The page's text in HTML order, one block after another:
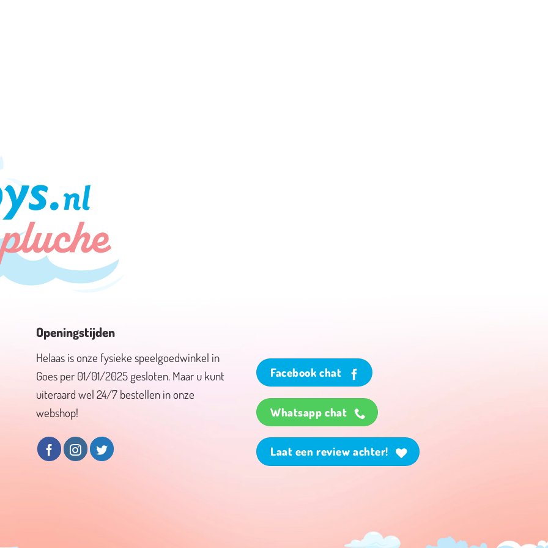
Openingstijden
Helaas is onze fysieke speelgoedwinkel in
Goes per 01/01/2025 gesloten. Maar u kunt
uiteraard wel 24/7 bestellen in onze
webshop!
Facebook chat
Whatsapp chat
Laat een review achter!